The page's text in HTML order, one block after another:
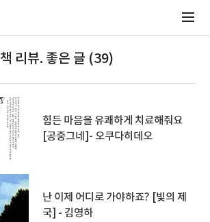
책 리뷰. 좋은 글 (39)
힘든 마음을 유쾌하게 치료해줘요
[공중그네]- 오쿠다히데오
난 이제 어디로 가야하죠? [빛의 제
국] - 김영하